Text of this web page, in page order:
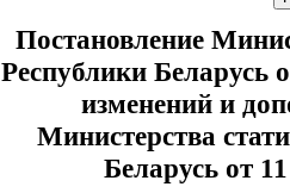
Постановление
Республики Беларусь
изменений и
Министерства
Беларусь от